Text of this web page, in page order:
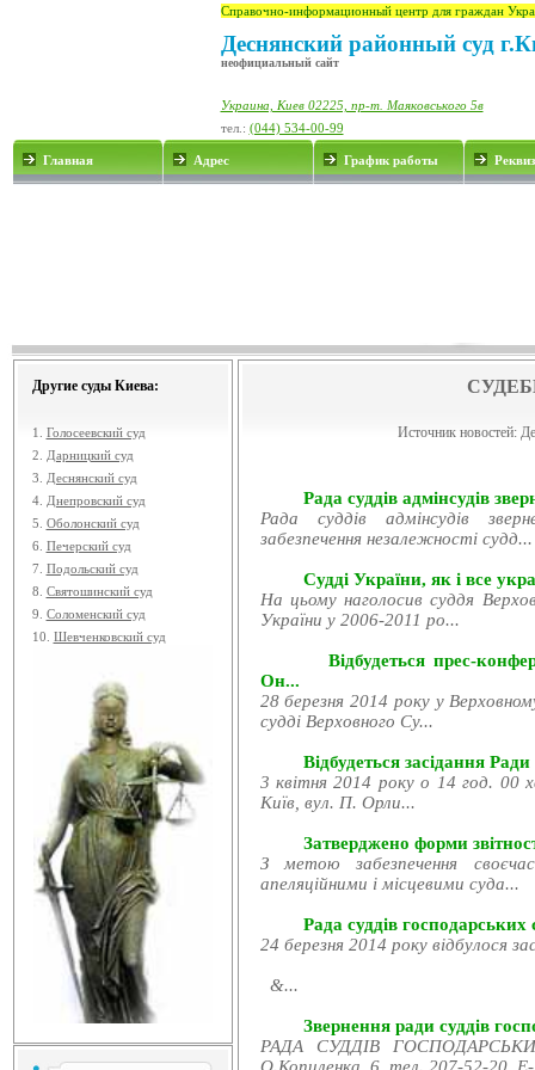
Справочно-информационный центр для граждан
Деснянский районный суд
неофициальный сайт
Украина, Киев 02225, пр-т. Маяковського 5в
тел.: (044) 534-00-99
Главная Адрес График работы
Другие суды Киева:
1. Голосеевский суд
2.
Дарницкий суд
3.
Деснянский суд
4. Днепровский суд
5. Оболонский суд
6. Печерский суд
7. Подольский суд
8. Святошинский суд
9. Соломенский суд
10. Шевченковский суд
Источник новостей:
Рада суддів адмінсудів
Рада суддів адмінсудів
забезпечення незалежності судд...
Судді України, як і все
На цьому наголосив суддя
України у 2006-2011 ро...
Відбудеться прес-
Он...
28 березня 2014 року у
судді Верховного Су...
Відбудеться засідання
3 квітня 2014 року о 14 год. 00
Київ, вул. П. Орли...
Затверджено форми
З метою забезпечення
апеляційними і місцевими суда...
Рада суддів господарських
24 березня 2014 року відбулося
&...
Звернення ради суддів
РАДА СУДДІВ